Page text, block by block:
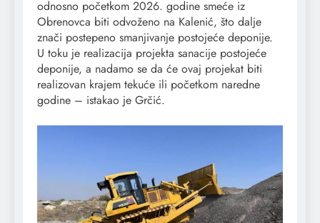
odnosno početkom 2026. godine smeće iz
Obrenovca biti odvoženo na Kalenić, što dalje
znači postepeno smanjivanje postojeće deponije.
U toku je realizacija projekta sanacije postojeće
deponije, a nadamo se da će ovaj projekat biti
realizovan krajem tekuće ili početkom naredne
godine – istakao je Grčić.